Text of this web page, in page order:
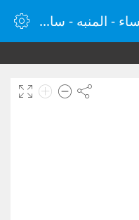
المنبه في الساعة 1:55 مساء - المنبه - ساعة منبه الإنترنت